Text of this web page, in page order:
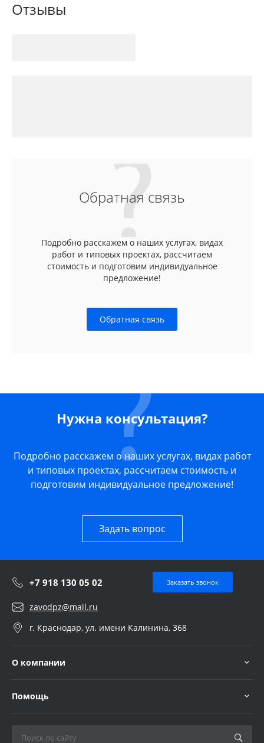
Отзывы
Обратная связь
Подробно расскажем о наших услугах, видах
работ и типовых проектах, рассчитаем
стоимость и подготовим индивидуальное
предложение!
Обратная связь
Нужна консультация?
Подробно расскажем о наших услугах, видах работ
и типовых проектах, рассчитаем стоимость и
подготовим индивидуальное предложение!
Задать вопрос
+7 918 130 05 02 Заказать звонок
zavodpz@mail.ru
г. Краснодар, ул. имени Калинина, 368
О компании
Помощь